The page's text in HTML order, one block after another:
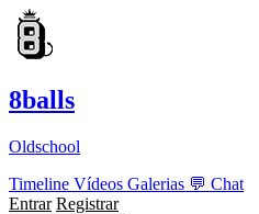
8balls
Oldschool
Timeline Vídeos Galerias 💬 Chat
Entrar Registrar